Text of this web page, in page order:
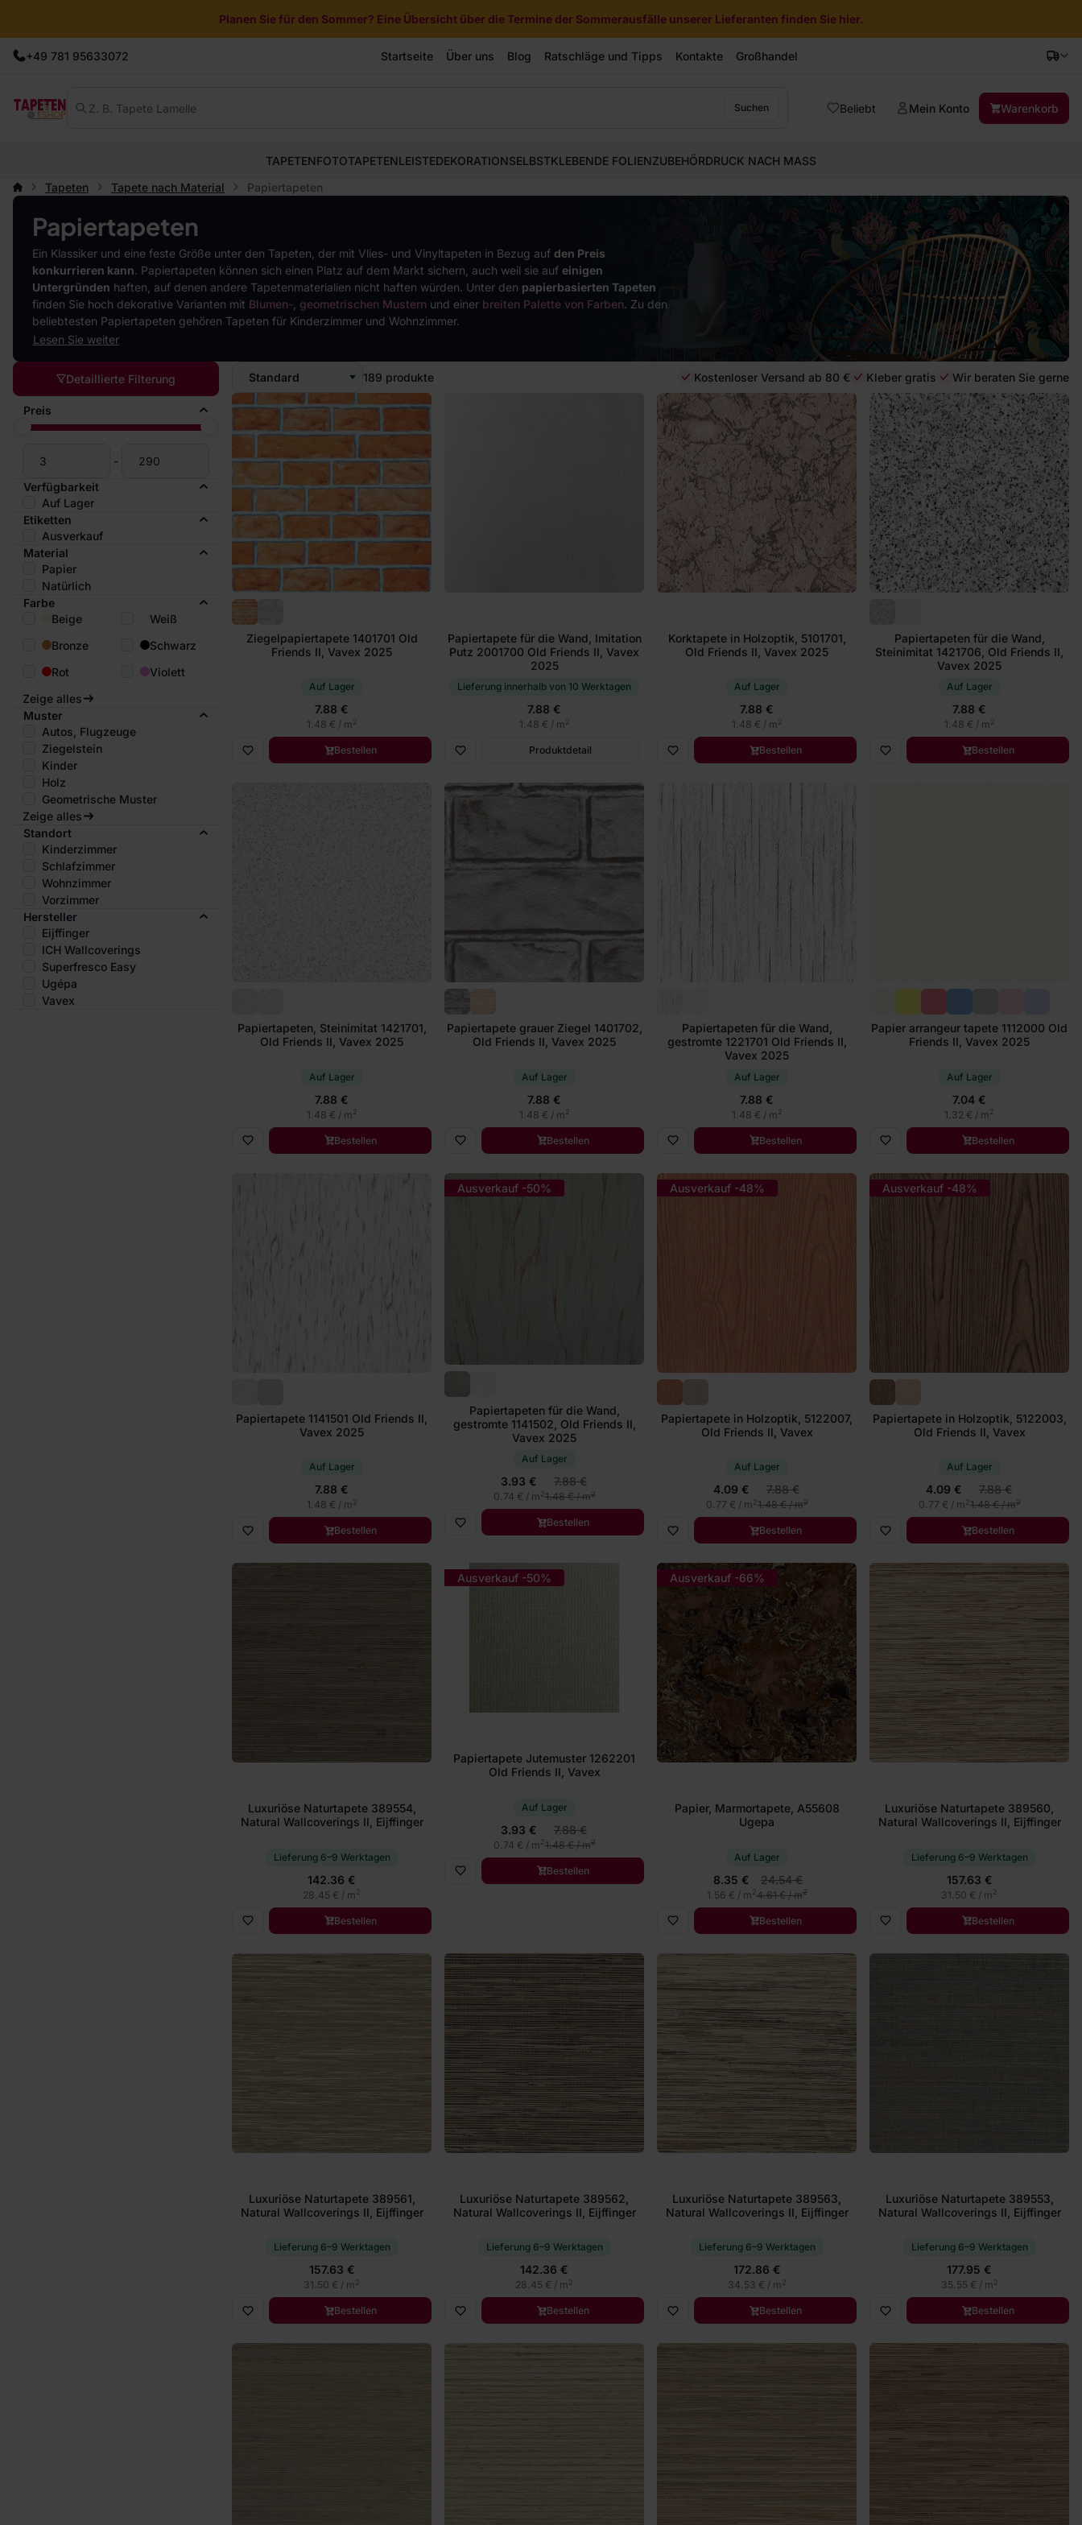
Planen Sie für den Sommer? Eine Übersicht über die Termine der Sommerausfälle unserer Lieferanten finden Sie hier.
+49 781 95633072 Startseite Über uns Blog Ratschläge und Tipps Kontakte Großhandel
Suchen Beliebt Mein Konto Warenkorb
TAPETENFOTOTAPETENLEISTEDEKORATIONSELBSTKLEBENDE FOLIENZUBEHÖRDRUCK NACH MASS
Tapeten
Tapete nach Material Papiertapeten
Papiertapeten
Ein Klassiker und eine feste Größe unter den Tapeten, der mit Vlies- und Vinyltapeten in Bezug auf den Preis
konkurrieren kann. Papiertapeten können sich einen Platz auf dem Markt sichern, auch weil sie auf einigen
Untergründen haften, auf denen andere Tapetenmaterialien nicht haften würden. Unter den papierbasierten Tapeten
finden Sie hoch dekorative Varianten mit Blumen- geometrischen Mustern und einer breiten Palette von Farben. Zu den
beliebtesten Papiertapeten gehören Tapeten für Kinderzimmer und Wohnzimmer.
Lesen Sie weiter
Detaillierte Filterung
Preis
-
Verfügbarkeit
Auf Lager
Etiketten
Ausverkauf
Material
Papier
Natürlich
Farbe
Beige
Weiß
Bronze
Schwarz
Rot
Violett
Zeige alles
Muster
Autos, Flugzeuge
Ziegelstein
Kinder
Holz
Geometrische Muster
Zeige alles
Standort
Kinderzimmer
Schlafzimmer
Wohnzimmer
Vorzimmer
Hersteller
Eijffinger
ICH Wallcoverings
Superfresco Easy
Ugépa
Vavex
Standard 189 produkte Kostenloser Versand ab 80 € Kleber gratis Wir beraten Sie gerne
Ziegelpapiertapete 1401701 Old
Friends II, Vavex 2025
Auf Lager
7.88 €
1.48 € / m2
Bestellen
Papiertapete für die Wand, Imitation
Putz 2001700 Old Friends II, Vavex
2025
Lieferung innerhalb von 10 Werktagen
7.88 €
1.48 € / m2
Produktdetail
Korktapete in Holzoptik, 5101701,
Old Friends II, Vavex 2025
Auf Lager
7.88 €
1.48 € / m2
Bestellen
Papiertapeten für die Wand,
Steinimitat 1421706, Old Friends II,
Vavex 2025
Auf Lager
7.88 €
1.48 € / m2
Bestellen
Papiertapeten, Steinimitat 1421701,
Old Friends II, Vavex 2025
Auf Lager
7.88 €
1.48 € / m2
Bestellen
Papiertapete grauer Ziegel 1401702,
Old Friends II, Vavex 2025
Auf Lager
7.88 €
1.48 € / m2
Bestellen
Papiertapeten für die Wand,
gestromte 1221701 Old Friends II,
Vavex 2025
Auf Lager
7.88 €
1.48 € / m2
Bestellen
Papier arrangeur tapete 1112000 Old
Friends II, Vavex 2025
Auf Lager
7.04 €
1.32 € / m2
Bestellen
Papiertapete 1141501 Old Friends II,
Vavex 2025
Auf Lager
7.88 €
1.48 € / m2
Bestellen
Ausverkauf -50%
Papiertapeten für die Wand,
gestromte 1141502, Old Friends II,
Vavex 2025
Auf Lager
3.93 €
0.74 € / m2
7.88 €
1.48 € / m2
Bestellen
Ausverkauf -48%
Papiertapete in Holzoptik, 5122007,
Old Friends II, Vavex
Auf Lager
4.09 €
0.77 € / m2
7.88 €
1.48 € / m2
Bestellen
Ausverkauf -48%
Papiertapete in Holzoptik, 5122003,
Old Friends II, Vavex
Auf Lager
4.09 €
0.77 € / m2
7.88 €
1.48 € / m2
Bestellen
Luxuriöse Naturtapete 389554,
Natural Wallcoverings II, Eijffinger
Lieferung 6–9 Werktagen
142.36 €
28.45 € / m2
Bestellen
Ausverkauf -50%
Papiertapete Jutemuster 1262201
Old Friends II, Vavex
Auf Lager
3.93 €
0.74 € / m2
7.88 €
1.48 € / m2
Bestellen
Ausverkauf -66%
Papier, Marmortapete, A55608
Ugepa
Auf Lager
8.35 €
1.56 € / m2
24.54 €
4.61 € / m2
Bestellen
Luxuriöse Naturtapete 389560,
Natural Wallcoverings II, Eijffinger
Lieferung 6–9 Werktagen
157.63 €
31.50 € / m2
Bestellen
Luxuriöse Naturtapete 389561,
Natural Wallcoverings II, Eijffinger
Lieferung 6–9 Werktagen
157.63 €
31.50 € / m2
Bestellen
Luxuriöse Naturtapete 389562,
Natural Wallcoverings II, Eijffinger
Lieferung 6–9 Werktagen
142.36 €
28.45 € / m2
Bestellen
Luxuriöse Naturtapete 389563,
Natural Wallcoverings II, Eijffinger
Lieferung 6–9 Werktagen
172.86 €
34.53 € / m2
Bestellen
Luxuriöse Naturtapete 389553,
Natural Wallcoverings II, Eijffinger
Lieferung 6–9 Werktagen
177.95 €
35.55 € / m2
Bestellen